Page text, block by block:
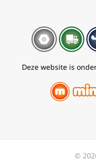
Deze website is
©